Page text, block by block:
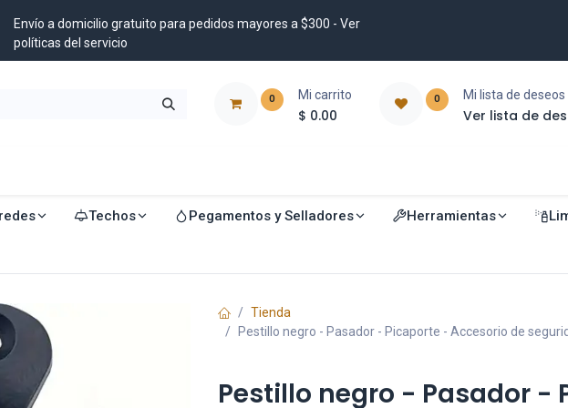
Envío a domicilio gratuito para pedidos mayores a $300 - Ver
políticas del servicio
0 Mi carrito
$ 0.00
0 Mi lista de deseos
Ver lista de
Techos Pegamentos y Selladores Herramientas
Tienda
Pestillo negro - Pasador - Picaporte - Accesorio de
Pestillo negro - Pasador -